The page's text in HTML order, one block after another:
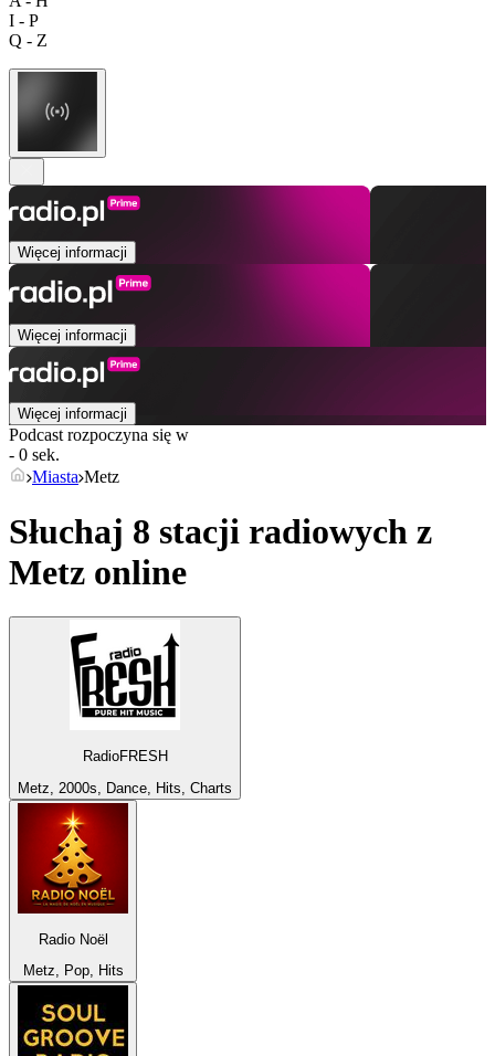
I - P
Q - Z
Więcej informacji
Więcej informacji
Więcej informacji
Podcast rozpoczyna się w
- 0 sek.
Miasta Metz
Słuchaj 8 stacji radiowych z
Metz online
RadioFRESH
Metz, 2000s, Dance, Hits, Charts
Radio Noël
Metz, Pop, Hits